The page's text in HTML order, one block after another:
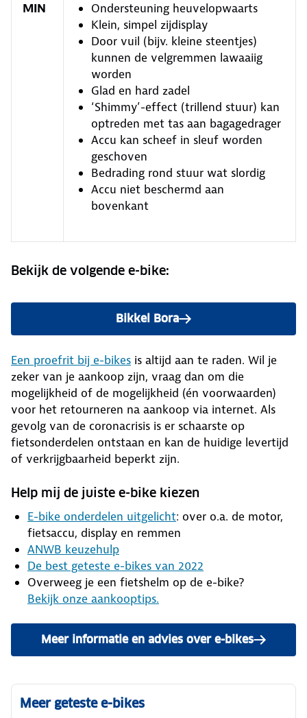
MIN
Ondersteuning heuvelopwaarts
Klein, simpel zijdisplay
Door vuil (bijv. kleine steentjes)
kunnen de velgremmen lawaaiig
worden
Glad en hard zadel
‘Shimmy’-effect (trillend stuur) kan
optreden met tas aan bagagedrager
Accu kan scheef in sleuf worden
geschoven
Bedrading rond stuur wat slordig
Accu niet beschermd aan
bovenkant
Bekijk de volgende e-bike:
Bikkel Bora
Een proefrit bij e-bikes is altijd aan te raden. Wil je
zeker van je aankoop zijn, vraag dan om die
mogelijkheid of de mogelijkheid (én voorwaarden)
voor het retourneren na aankoop via internet. Als
gevolg van de coronacrisis is er schaarste op
fietsonderdelen ontstaan en kan de huidige levertijd
of verkrijgbaarheid beperkt zijn.
Help mij de juiste e-bike kiezen
E-bike onderdelen uitgelicht: over o.a. de motor,
fietsaccu, display en remmen
ANWB keuzehulp
De best geteste e-bikes van 2022
Overweeg je een fietshelm op de e-bike?
Bekijk onze aankooptips.
Meer informatie en advies over e-bikes
Meer geteste e-bikes